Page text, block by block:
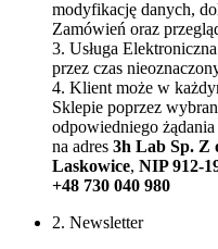
modyfikację danych,
Zamówień oraz
3. Usługa
przez czas
4. Klient może w
Sklepie poprzez
odpowiedniego
na adres 3h Lab Sp. Z
Laskowice, NIP 912-
+48 730 040 980
2. Newsletter